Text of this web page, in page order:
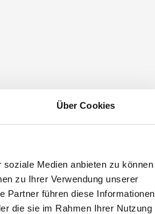
Über Cookies
Medien anbieten zu können
zu Ihrer Verwendung unserer
Partner führen diese Informationen
die sie im Rahmen Ihrer Nutzung